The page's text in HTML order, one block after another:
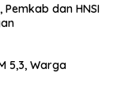
dan HNSI
5,3, Warga